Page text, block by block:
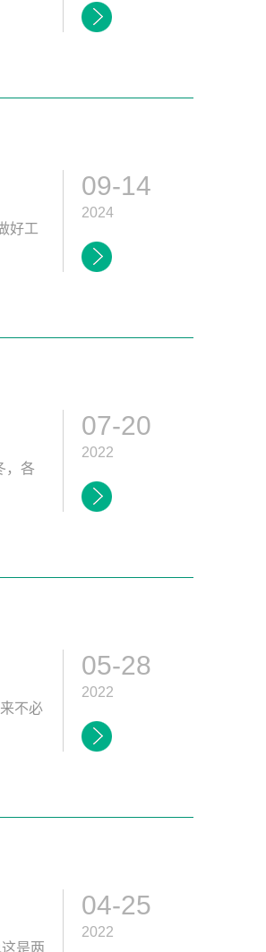
好工
09-14
2024
，各
07-20
2022
不必
05-28
2022
是两
04-25
2022